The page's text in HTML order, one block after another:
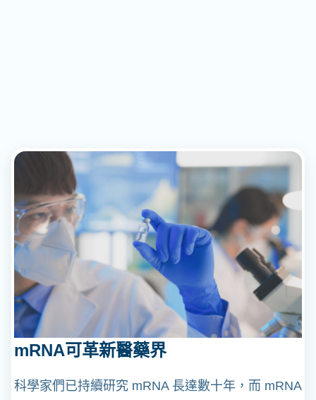
mRNA可革新醫藥界
科學家們已持續研究 mRNA 長達數十年，而 mRNA